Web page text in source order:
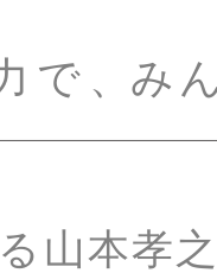
山本孝